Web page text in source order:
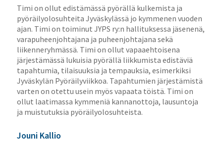
Timi on ollut edistämässä pyörällä kulkemista ja
pyöräilyolosuhteita Jyväskylässä jo kymmenen vuoden
ajan. Timi on toiminut JYPS ry:n hallituksessa jäsenenä,
varapuheenjohtajana ja puheenjohtajana sekä
liikenneryhmässä. Timi on ollut vapaaehtoisena
järjestämässä lukuisia pyörällä liikkumista edistäviä
tapahtumia, tilaisuuksia ja tempauksia, esimerkiksi
Jyväskylän Pyöräilyviikkoa. Tapahtumien järjestämistä
varten on otettu usein myös vapaata töistä. Timi on
ollut laatimassa kymmeniä kannanottoja, lausuntoja
ja muistutuksia pyöräilyolosuhteista.
Jouni Kallio